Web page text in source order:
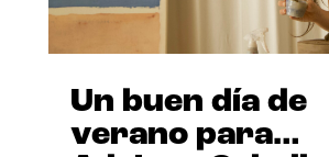
Un buen día de
verano para…